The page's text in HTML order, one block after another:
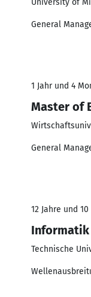
General
1 Jahr und 4
Master of
General
12 Jahre und
Informatik
Technische